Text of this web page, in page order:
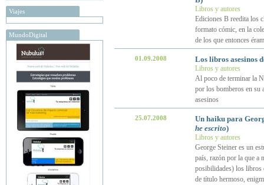
Viajes
MundoDigital
Libros y autores
Ediciones B reedita los
formato cómic, en la
de los que entonces
01.09.2008 Los libros asesinos
Libros y autores
Al poco de terminar la
por los bomberos en su
asesinos
25.07.2008
Un haiku para
he escrito)
Libros y autores
George Steiner es un
país, razón por la que a
posibilidades) los libros
de título hermoso,